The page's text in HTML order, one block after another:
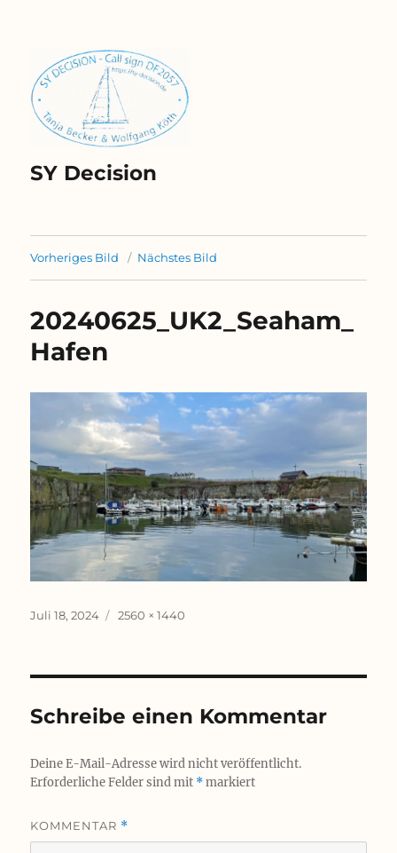
SY Decision
Vorheriges Bild Nächstes Bild
20240625_UK2_Seaham_
Hafen
Veröffentlicht
Juli 18, 2024 Originalgröße
2560 × 1440
Schreibe einen Kommentar
Deine E-Mail-Adresse wird nicht veröffentlicht.
Erforderliche Felder sind mit *markiert
KOMMENTAR *